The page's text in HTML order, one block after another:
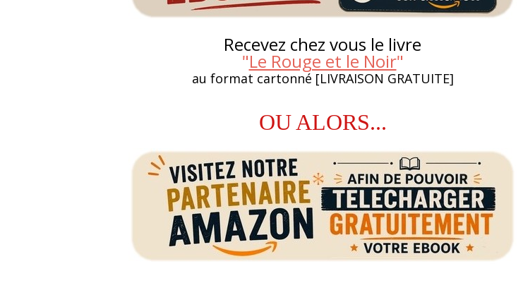
Recevez chez vous le livre
"Le Rouge et le Noir"
au format cartonné [LIVRAISON GRATUITE]
OU ALORS...